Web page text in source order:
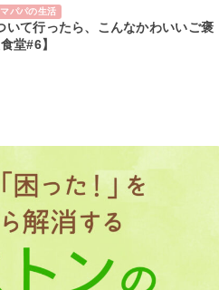
パパの生活
いて行ったら、こんなかわいいご褒
堂#6】